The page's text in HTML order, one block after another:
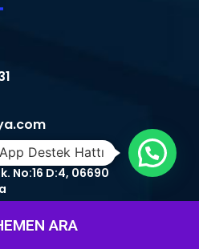
No:16 D:4, 06690
Destek Hattı
ARA